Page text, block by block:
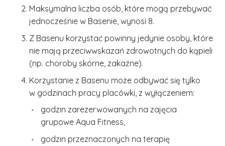
Maksymalna liczba osób, które mogą przebywać
jednocześnie w Basenie, wynosi 8.
Z Basenu korzystać powinny jedynie osoby, które
nie mają przeciwwskazań zdrowotnych do kąpieli
(np. choroby skórne, zakaźne).
Korzystanie z Basenu może odbywać się tylko
w godzinach pracy placówki, z wyłączeniem:
godzin zarezerwowanych na zajęcia
grupowe Aqua Fitness,
godzin przeznaczonych na terapię